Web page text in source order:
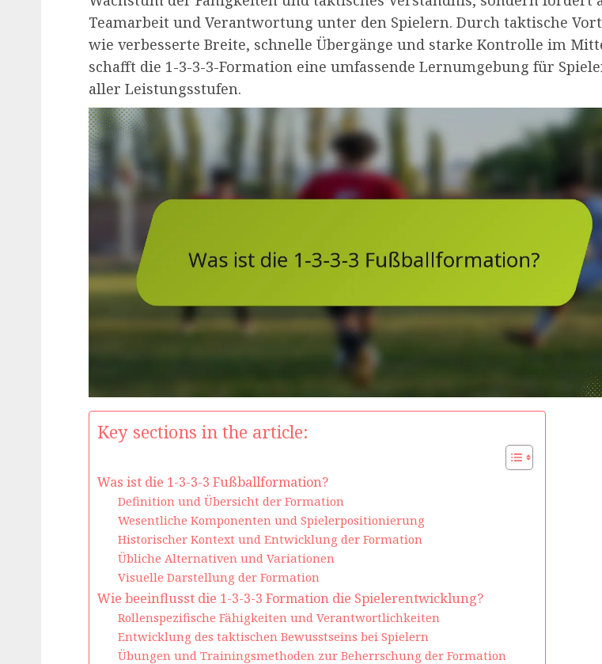
Teamarbeit und Verantwortung unter den Spielern. Durch taktische
wie verbesserte Breite, schnelle Übergänge und starke Kontrolle im
schafft die 1-3-3-3-Formation eine umfassende Lernumgebung für
aller Leistungsstufen.
Key sections in the article:
Was ist die 1-3-3-3 Fußballformation?
Definition und Übersicht der Formation
Wesentliche Komponenten und Spielerpositionierung
Historischer Kontext und Entwicklung der Formation
Übliche Alternativen und Variationen
Visuelle Darstellung der Formation
Wie beeinflusst die 1-3-3-3 Formation die Spielerentwicklung?
Rollenspezifische Fähigkeiten und Verantwortlichkeiten
Entwicklung des taktischen Bewusstseins bei Spielern
Übungen und Trainingsmethoden zur Beherrschung der Formation